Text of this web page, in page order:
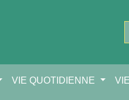
VIE QUOTIDIENNE